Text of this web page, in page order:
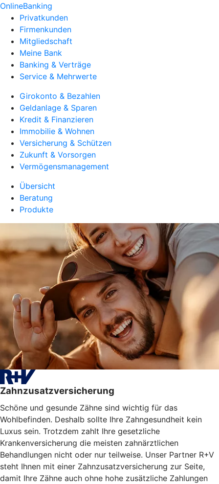
OnlineBanking
Privatkunden
Firmenkunden
Mitgliedschaft
Meine Bank
Banking & Verträge
Service & Mehrwerte
Girokonto & Bezahlen
Geldanlage & Sparen
Kredit & Finanzieren
Immobilie & Wohnen
Versicherung & Schützen
Zukunft & Vorsorgen
Vermögensmanagement
Übersicht
Beratung
Produkte
Zahnzusatzversicherung
Schöne und gesunde Zähne sind wichtig für das
Wohlbefinden. Deshalb sollte Ihre Zahngesundheit kein
Luxus sein. Trotzdem zahlt Ihre gesetzliche
Krankenversicherung die meisten zahnärztlichen
Behandlungen nicht oder nur teilweise. Unser Partner R+V
steht Ihnen mit einer Zahnzusatzversicherung zur Seite,
damit Ihre Zähne auch ohne hohe zusätzliche Zahlungen